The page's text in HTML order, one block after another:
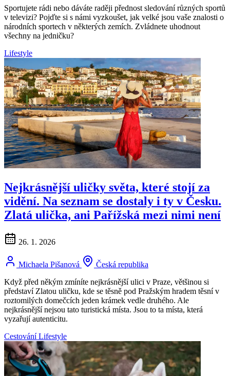
Sportujete rádi nebo dáváte raději přednost sledování různých sportů
v televizi? Pojďte si s námi vyzkoušet, jak velké jsou vaše znalosti o
národních sportech v některých zemích. Zvládnete uhodnout
všechny na jedničku?
Lifestyle
Nejkrásnější uličky světa, které stojí za
vidění. Na seznam se dostaly i ty v Česku.
Zlatá ulička, ani Pařížská mezi nimi není
26. 1. 2026
Michaela Pišanová
Česká republika
Když před někým zmíníte nejkrásnější ulici v Praze, většinou si
představí Zlatou uličku, kde se těsně pod Pražským hradem těsní v
roztomilých domečcích jeden krámek vedle druhého. Ale
nejkrásnější nejsou tato turistická místa. Jsou to ta místa, která
vyzařují autenticitu.
CestováníLifestyle